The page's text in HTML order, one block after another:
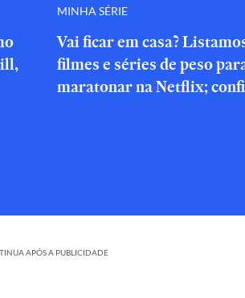
MINHA SÉRIE
Vai ficar em casa?
filmes e séries de peso
maratonar na Netflix;
APÓS A PUBLICIDADE